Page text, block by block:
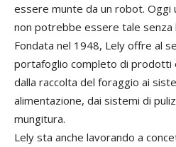
essere munte da un robot. Oggi
non potrebbe essere tale senza
Fondata nel 1948, Lely offre al
portafoglio completo di prodotti
dalla raccolta del foraggio ai
alimentazione, dai sistemi di
mungitura.
Lely sta anche lavorando a